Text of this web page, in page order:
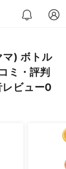
マ) ボトル
ミ・評判
レビュー0